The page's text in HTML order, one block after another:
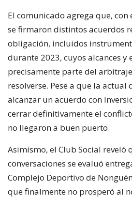
El comunicado agrega que, con
se firmaron distintos acuerdos
obligación, incluidos
durante 2023, cuyos alcances y
precisamente parte del
resolverse. Pese a que la
alcanzar un acuerdo con
cerrar definitivamente el
no llegaron a buen puerto.
Asimismo, el Club Social reveló
conversaciones se evaluó
Complejo Deportivo de
que finalmente no prosperó al